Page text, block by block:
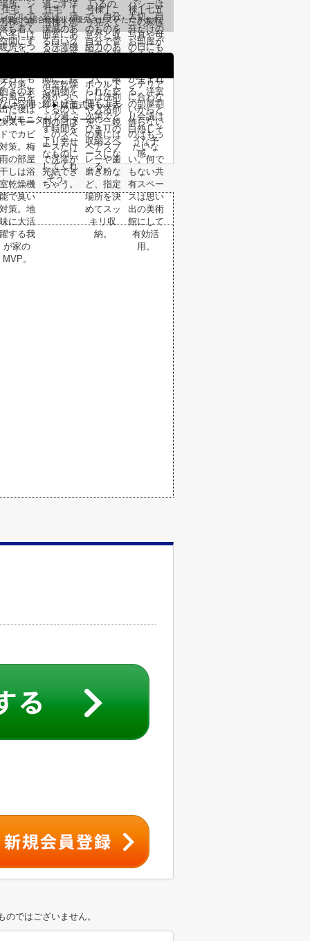
異なる場合は現状を優先させていただきます。
キッチン
対面式キッチン
TVモニタ付インターホン
ではございません。